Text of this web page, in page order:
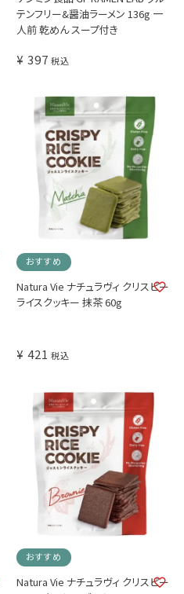
テンフリー&醤油ラーメン 136g 一
人前 乾めん スープ付き
¥ 397 税込
おすすめ
Natura Vie ナチュラヴィ クリスピー
ライスクッキー 抹茶 60g
¥ 421 税込
おすすめ
Natura Vie ナチュラヴィ クリスピー